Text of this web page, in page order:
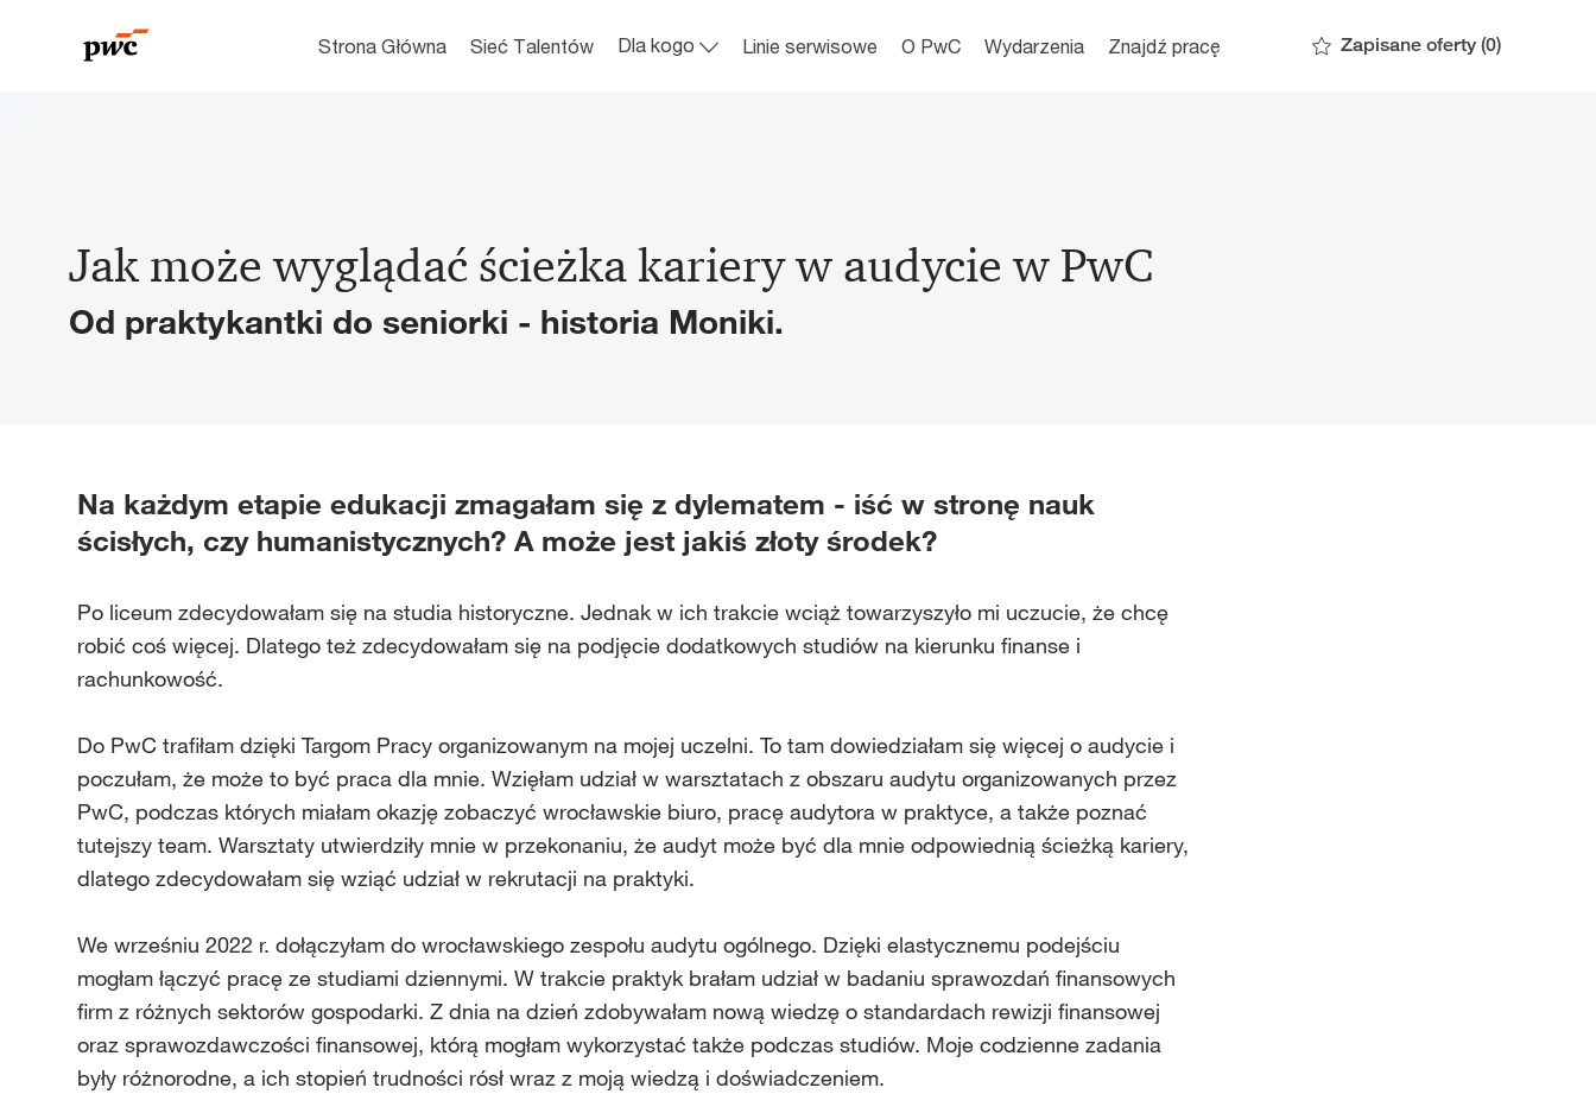
Strona Główna Sieć Talentów Dla kogo Linie serwisowe O PwC Wydarzenia Znajdź pracę Zapisane oferty (0)
Jak może wyglądać ścieżka kariery w audycie w PwC
Od praktykantki do seniorki - historia Moniki.
Na każdym etapie edukacji zmagałam się z dylematem - iść w stronę nauk
ścisłych, czy humanistycznych? A może jest jakiś złoty środek?
Po liceum zdecydowałam się na studia historyczne. Jednak w ich trakcie wciąż towarzyszyło mi uczucie, że chcę
robić coś więcej. Dlatego też zdecydowałam się na podjęcie dodatkowych studiów na kierunku finanse i
rachunkowość.
Do PwC trafiłam dzięki Targom Pracy organizowanym na mojej uczelni. To tam dowiedziałam się więcej o audycie i
poczułam, że może to być praca dla mnie. Wzięłam udział w warsztatach z obszaru audytu organizowanych przez
PwC, podczas których miałam okazję zobaczyć wrocławskie biuro, pracę audytora w praktyce, a także poznać
tutejszy team. Warsztaty utwierdziły mnie w przekonaniu, że audyt może być dla mnie odpowiednią ścieżką kariery,
dlatego zdecydowałam się wziąć udział w rekrutacji na praktyki.
We wrześniu 2022 r. dołączyłam do wrocławskiego zespołu audytu ogólnego. Dzięki elastycznemu podejściu
mogłam łączyć pracę ze studiami dziennymi. W trakcie praktyk brałam udział w badaniu sprawozdań finansowych
firm z różnych sektorów gospodarki. Z dnia na dzień zdobywałam nową wiedzę o standardach rewizji finansowej
oraz sprawozdawczości finansowej, którą mogłam wykorzystać także podczas studiów. Moje codzienne zadania
były różnorodne, a ich stopień trudności rósł wraz z moją wiedzą i doświadczeniem.